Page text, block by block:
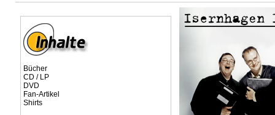
Bücher
CD / LP
DVD
Fan-Artikel
Shirts